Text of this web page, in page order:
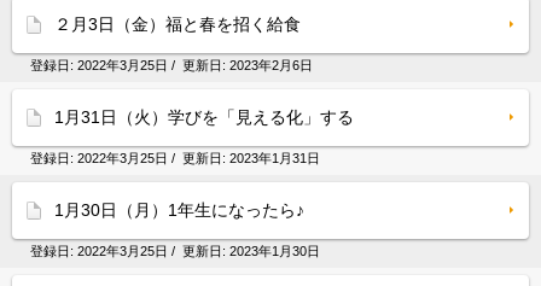
２月3日（金）福と春を招く給食
登録日: 2022年3月25日 / 更新日: 2023年2月6日
1月31日（火）学びを「見える化」する
登録日: 2022年3月25日 / 更新日: 2023年1月31日
1月30日（月）1年生になったら♪
登録日: 2022年3月25日 / 更新日: 2023年1月30日